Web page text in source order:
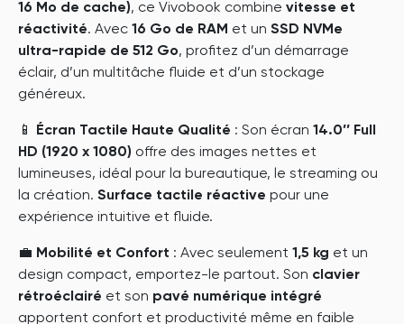
16 Mo de cache), ce Vivobook combine vitesse et
réactivité. Avec 16 Go de RAM et un SSD NVMe
ultra-rapide de 512 Go, profitez d’un démarrage
éclair, d’un multitâche fluide et d’un stockage
généreux.
📱 Écran Tactile Haute Qualité : Son écran 14.0’’ Full
HD (1920 x 1080) offre des images nettes et
lumineuses, idéal pour la bureautique, le streaming ou
la création. Surface tactile réactive pour une
expérience intuitive et fluide.
💼 Mobilité et Confort : Avec seulement 1,5 kg et un
design compact, emportez-le partout. Son clavier
rétroéclairé et son pavé numérique intégré
apportent confort et productivité même en faible